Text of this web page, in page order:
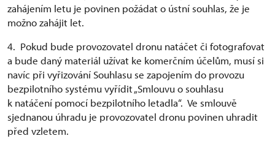
zahájením letu je povinen požádat o ústní souhlas, že je
možno zahájit let.
4. Pokud bude provozovatel dronu natáčet či fotografovat
a bude daný materiál užívat ke komerčním účelům, musí si
navíc při vyřizování Souhlasu se zapojením do provozu
bezpilotního systému vyřídit „Smlouvu o souhlasu
k natáčení pomocí bezpilotního letadla“. Ve smlouvě
sjednanou úhradu je provozovatel dronu povinen uhradit
před vzletem.